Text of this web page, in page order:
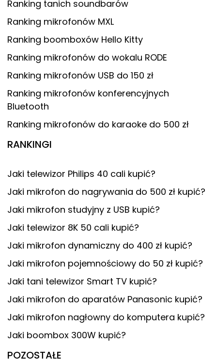
Ranking tanich soundbarów
Ranking mikrofonów MXL
Ranking boomboxów Hello Kitty
Ranking mikrofonów do wokalu RODE
Ranking mikrofonów USB do 150 zł
Ranking mikrofonów konferencyjnych
Bluetooth
Ranking mikrofonów do karaoke do 500 zł
RANKINGI
Jaki telewizor Philips 40 cali kupić?
Jaki mikrofon do nagrywania do 500 zł kupić?
Jaki mikrofon studyjny z USB kupić?
Jaki telewizor 8K 50 cali kupić?
Jaki mikrofon dynamiczny do 400 zł kupić?
Jaki mikrofon pojemnościowy do 50 zł kupić?
Jaki tani telewizor Smart TV kupić?
Jaki mikrofon do aparatów Panasonic kupić?
Jaki mikrofon nagłowny do komputera kupić?
Jaki boombox 300W kupić?
POZOSTAŁE